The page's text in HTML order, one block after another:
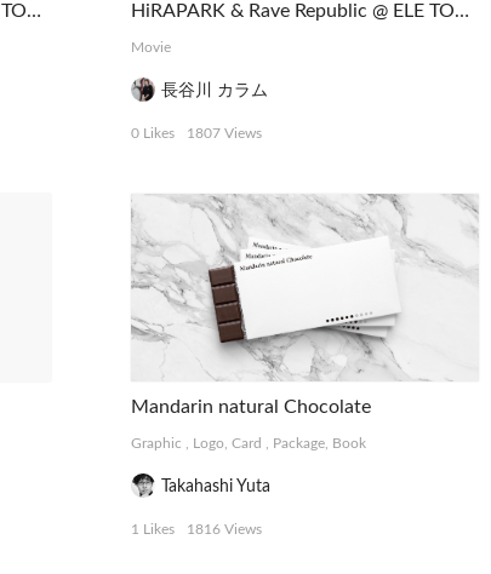
HiRAPARK & Rave Republic @ ELE TOKYO HiRAPARK & Rave Republic @ ELE TOKYO
Movie
長谷川 カラム
0 Likes 1807 Views
Mandarin natural Chocolate
Graphic Logo, Card Package, Book
Takahashi Yuta
1 Likes 1816 Views